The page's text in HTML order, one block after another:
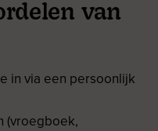
van
in via een persoonlijk
(vroegboek,